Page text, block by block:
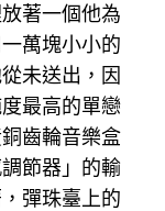
著一個他為
萬塊小小的
未送出，因
最高的單戀
齒輪音樂盒
節器」的輸
彈珠臺上的